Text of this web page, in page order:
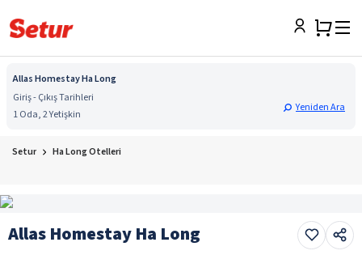
Allas Homestay Ha Long
Giriş - Çıkış Tarihleri
1 Oda, 2 Yetişkin
Yeniden Ara
Setur Ha Long Otelleri
Allas Homestay Ha Long